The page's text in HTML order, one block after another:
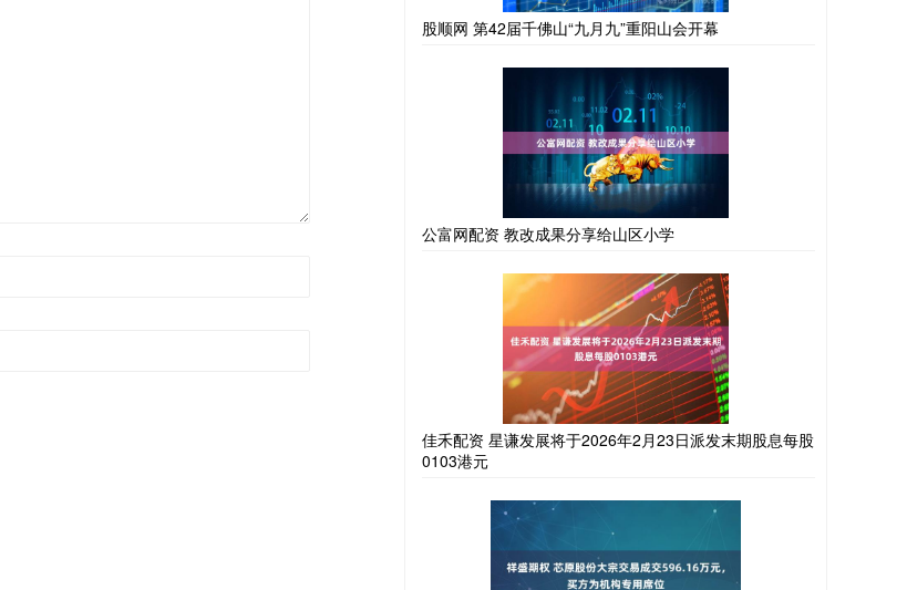
股顺网 第42届千佛山“九月九”重阳山会开幕
公富网配资 教改成果分享给山区小学
佳禾配资 星谦发展将于2026年2月23日派发末期股息每股
0103港元